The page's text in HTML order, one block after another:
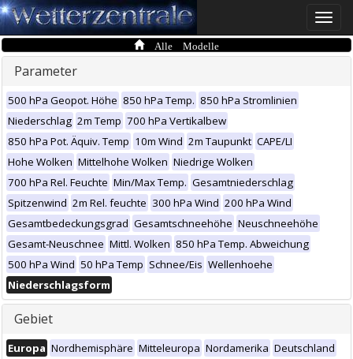
Toggle
Alle Modelle
Parameter
500 hPa Geopot. Höhe 850 hPa Temp. 850 hPa Stromlinien
Niederschlag 2m Temp 700 hPa Vertikalbew
850 hPa Pot. Äquiv. Temp 10m Wind 2m Taupunkt CAPE/LI
Hohe Wolken Mittelhohe Wolken Niedrige Wolken
700 hPa Rel. Feuchte Min/Max Temp. Gesamtniederschlag
Spitzenwind 2m Rel. feuchte 300 hPa Wind 200 hPa Wind
Gesamtbedeckungsgrad Gesamtschneehöhe Neuschneehöhe
Gesamt-Neuschnee Mittl. Wolken 850 hPa Temp. Abweichung
500 hPa Wind 50 hPa Temp Schnee/Eis Wellenhoehe
Niederschlagsform
Gebiet
Europa Nordhemisphäre Mitteleuropa Nordamerika Deutschland